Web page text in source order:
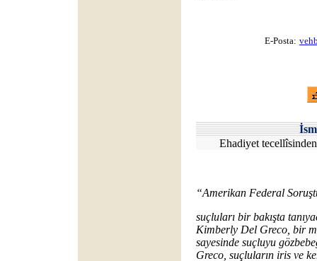
E-Posta:
Ehadiyet
“Amerikan Federal
suçluları bir bakışta
Kimberly Del Greco, bir
sayesinde suçluyu
Greco, suçluların iris ve